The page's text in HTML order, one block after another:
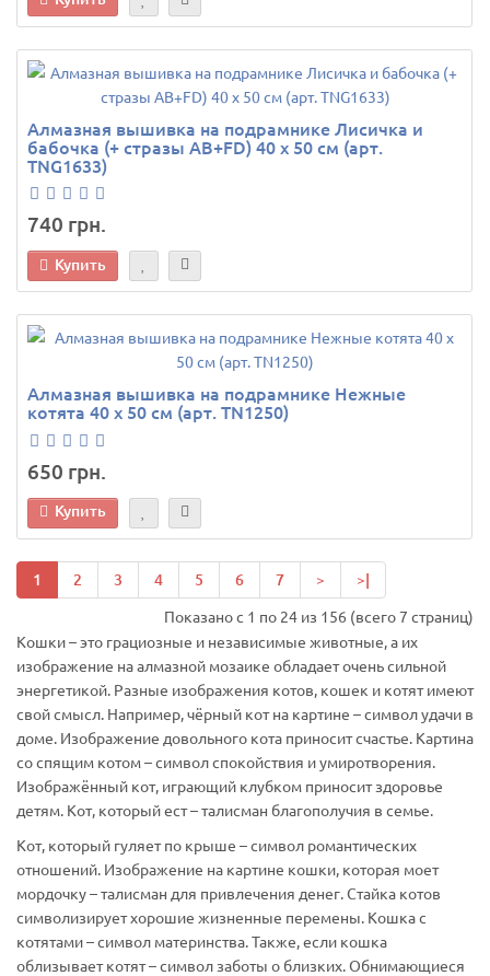
Алмазная вышивка на подрамнике Лисичка и
бабочка (+ стразы AB+FD) 40 х 50 см (арт.
TNG1633)
740 грн.
Купить
Алмазная вышивка на подрамнике Нежные
котята 40 х 50 см (арт. TN1250)
650 грн.
Купить
1 2 3 4 5 6 7 > >|
Показано с 1 по 24 из 156 (всего 7 страниц)
Кошки – это грациозные и независимые животные, а их
изображение на алмазной мозаике обладает очень сильной
энергетикой. Разные изображения котов, кошек и котят имеют
свой смысл. Например, чёрный кот на картине – символ удачи в
доме. Изображение довольного кота приносит счастье. Картина
со спящим котом – символ спокойствия и умиротворения.
Изображённый кот, играющий клубком приносит здоровье
детям. Кот, который ест – талисман благополучия в семье.
Кот, который гуляет по крыше – символ романтических
отношений. Изображение на картине кошки, которая моет
мордочку – талисман для привлечения денег. Стайка котов
символизирует хорошие жизненные перемены. Кошка с
котятами – символ материнства. Также, если кошка
облизывает котят – символ заботы о близких. Обнимающиеся